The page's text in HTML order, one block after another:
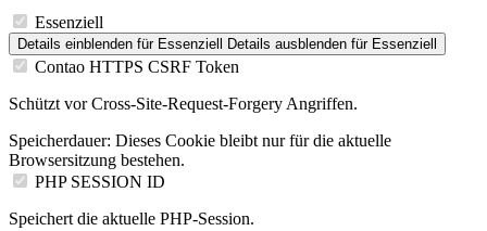
Essenziell
Details einblenden für Essenziell Details ausblenden für Essenziell
Contao HTTPS CSRF Token
Schützt vor Cross-Site-Request-Forgery Angriffen.
Speicherdauer: Dieses Cookie bleibt nur für die aktuelle
Browsersitzung bestehen.
PHP SESSION ID
Speichert die aktuelle PHP-Session.